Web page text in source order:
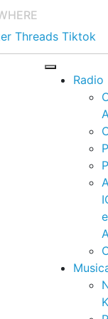
Threads Tiktok
Radio
e